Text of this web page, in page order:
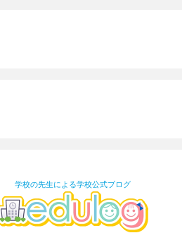
学校の先生による学校公式ブログ